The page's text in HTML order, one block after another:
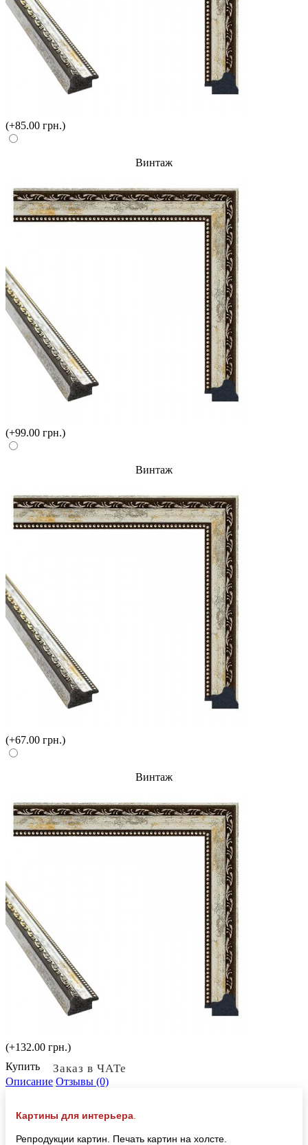
(+85.00 грн.)
Винтаж
(+99.00 грн.)
Винтаж
(+67.00 грн.)
Винтаж
(+132.00 грн.)
Купить
Заказ в ЧАТе
Описание Отзывы (0)
Картины для интерьера
Репродукции картин. Печать картин на холсте.